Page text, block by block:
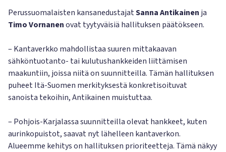
Perussuomalaisten kansanedustajatSanna Antikainen ja
Timo Vornanenovat tyytyväisiä hallituksen päätökseen.
– Kantaverkko mahdollistaa suuren mittakaavan
sähköntuotanto- tai kulutushankkeiden liittämisen
maakuntiin, joissa niitä on suunnitteilla. Tämän hallituksen
puheet Itä-Suomen merkityksestä konkretisoituvat
sanoista tekoihin, Antikainen muistuttaa.
– Pohjois-Karjalassa suunnitteilla olevat hankkeet, kuten
aurinkopuistot, saavat nyt lähelleen kantaverkon.
Alueemme kehitys on hallituksen prioriteetteja. Tämä näkyy